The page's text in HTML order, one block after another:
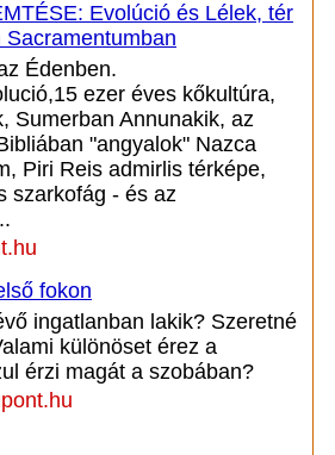
Evolúció és Lélek, tér
Édenben.
ezer éves kőkultúra,
Sumerban Annunakik, az
"angyalok" Nazca
Piri Reis admirlis térképe,
szarkofág - és az
fokon
ingatlanban lakik? Szeretné
különöset érez a
érzi magát a szobában?